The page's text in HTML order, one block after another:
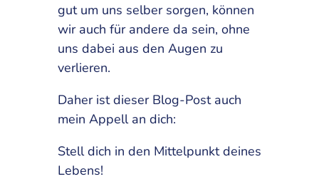
gut um uns selber sorgen, können
wir auch für andere da sein, ohne
uns dabei aus den Augen zu
verlieren.
Daher ist dieser Blog-Post auch
mein Appell an dich:
Stell dich in den Mittelpunkt deines
Lebens!